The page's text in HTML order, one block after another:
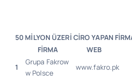
50 MİLYON ÜZERİ CİRO YAPAN
FİRMA
WEB
1
Grupa Fakrow
w Polsce
www.fakro.pk